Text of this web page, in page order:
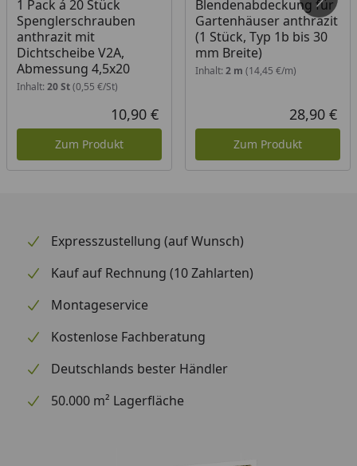
der Größe der Zwischenräume zwischen den
Fundamenthölzern mit einem Cutter-Messer zu und
legen diese auf Ihr Fundament.
3. Öffnen Sie die Säcke mit dem Dämmungsgranulat
und schütten dieses in die Hohlräume zwischen den
Lagerhölzern, auf die Styrodurplatten.
4. Die Oberfläche kann anschließend mit einer
Dachlatte o.Ä. abgezogen werden.
Montageanleitung Fußboden
1 Pack á 20 Stück
Spenglerschrauben
anthrazit mit
Dichtscheibe V2A,
Abmessung 4,5x20
Inhalt: 20 St(0,55 €/St)
Aktueller Preis
10,90 €
Zum Produkt
Blendenabdeckung für
Gartenhäuser anthrazit
(1 Stück, Typ 1b bis 30
mm Breite)
Inhalt: 2 m (14,45 €/m)
28,90 €
Zum Produkt
Expresszustellung (auf Wunsch)
Kauf auf Rechnung (10 Zahlarten)
Montageservice
Kostenlose Fachberatung
Deutschlands bester Händler
50.000 m² Lagerfläche